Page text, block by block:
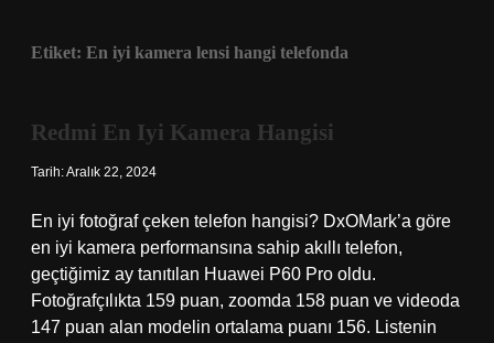
Etiket: En iyi kamera lensi hangi telefonda
Redmi En Iyi Kamera Hangisi
Tarih: Aralık 22, 2024
En iyi fotoğraf çeken telefon hangisi? DxOMark’a göre
en iyi kamera performansına sahip akıllı telefon,
geçtiğimiz ay tanıtılan Huawei P60 Pro oldu.
Fotoğrafçılıkta 159 puan, zoomda 158 puan ve videoda
147 puan alan modelin ortalama puanı 156. Listenin